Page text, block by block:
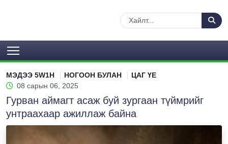
МЭДЭЭ 5W1H НОГООН БУЛАН
ЦАГ ҮЕ
08 сарын 06, 2025
Гурван аймагт асаж буй зургаан түймрийг
унтраахаар ажиллаж байна